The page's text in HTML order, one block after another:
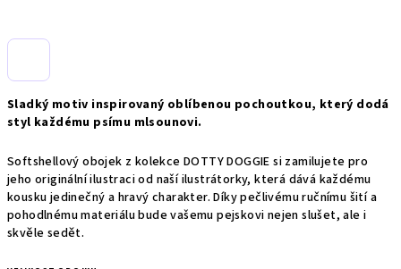
Sladký motiv inspirovaný oblíbenou pochoutkou, který dodá
styl každému psímu mlsounovi.
Softshellový obojek z kolekce DOTTY DOGGIE si zamilujete pro
jeho originální ilustraci od naší ilustrátorky, která dává každému
kousku jedinečný a hravý charakter. Díky pečlivému ručnímu šití a
pohodlnému materiálu bude vašemu pejskovi nejen slušet, ale i
skvěle sedět.